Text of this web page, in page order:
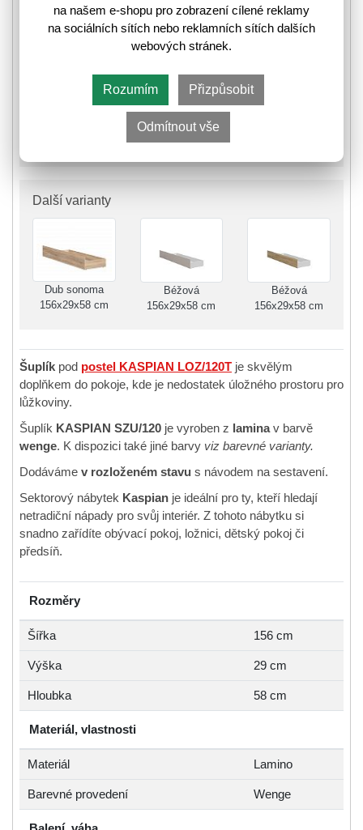
do pokoje, kde je nedostatek úložného prostoru pro
lůžkoviny. Šuplík KASPIAN SZU/120 je vyroben z…více
Je nám líto, prodej tohoto produktu již skončil.
Další varianty
Dub sonoma
156x29x58 cm
Béžová
156x29x58 cm
Béžová
156x29x58 cm
Šuplík pod postel KASPIAN LOZ/120T je skvělým
doplňkem do pokoje, kde je nedostatek úložného prostoru pro
lůžkoviny.
Šuplík KASPIAN SZU/120 je vyroben z laminav barvě
wenge. K dispozici také jiné barvy viz barevné varianty.
Dodáváme v rozloženém stavu s návodem na sestavení.
Sektorový nábytek Kaspian je ideální pro ty, kteří hledají
netradiční nápady pro svůj interiér. Z tohoto nábytku si
snadno zařídíte obývací pokoj, ložnici, dětský pokoj či
předsíň.
Rozměry
Šířka 156 cm
Výška 29 cm
Hloubka 58 cm
Materiál, vlastnosti
Materiál Lamino
Barevné provedení Wenge
na našem e-shopu pro zobrazení cílené reklamy
na sociálních sítích nebo reklamních sítích dalších
webových stránek.
Rozumím Přizpůsobit
Odmítnout vše